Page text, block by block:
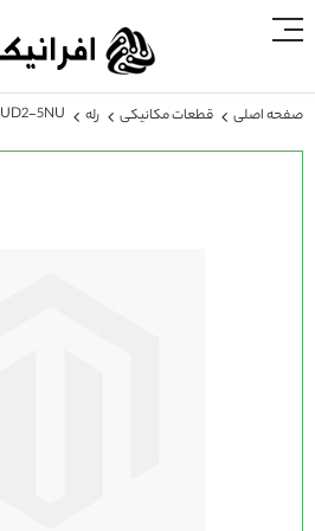
صفحه اصلی قطعات مکانیکی رله
UD2-5NU
رفتن